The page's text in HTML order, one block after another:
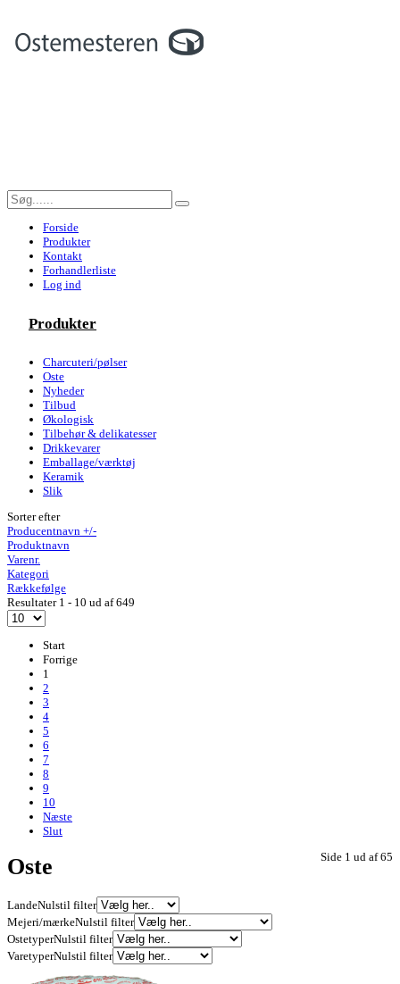
Forside
Produkter
Kontakt
Forhandlerliste
Log ind
Produkter
Charcuteri/pølser
Oste
Nyheder
Tilbud
Økologisk
Tilbehør & delikatesser
Drikkevarer
Emballage/værktøj
Keramik
Slik
Sorter efter
Producentnavn +/-
Produktnavn
Varenr.
Kategori
Rækkefølge
Resultater 1 - 10 ud af 649
Start
Forrige
1
2
3
4
5
6
7
8
9
10
Næste
Slut
Side 1 ud af 65
Oste
LandeNulstil filter
Mejeri/mærkeNulstil filter
OstetyperNulstil filter
VaretyperNulstil filter